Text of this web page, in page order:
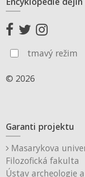
tmavý režim
© 2026
Garanti projektu
Masarykova
Filozofická fakulta
Ústav archeologie